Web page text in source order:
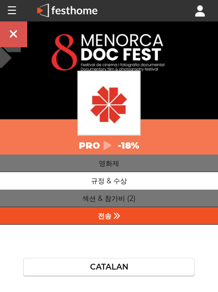
PRO -18%
영화제
규정 & 수상
섹션 & 참가비 (2)
전송
CATALAN